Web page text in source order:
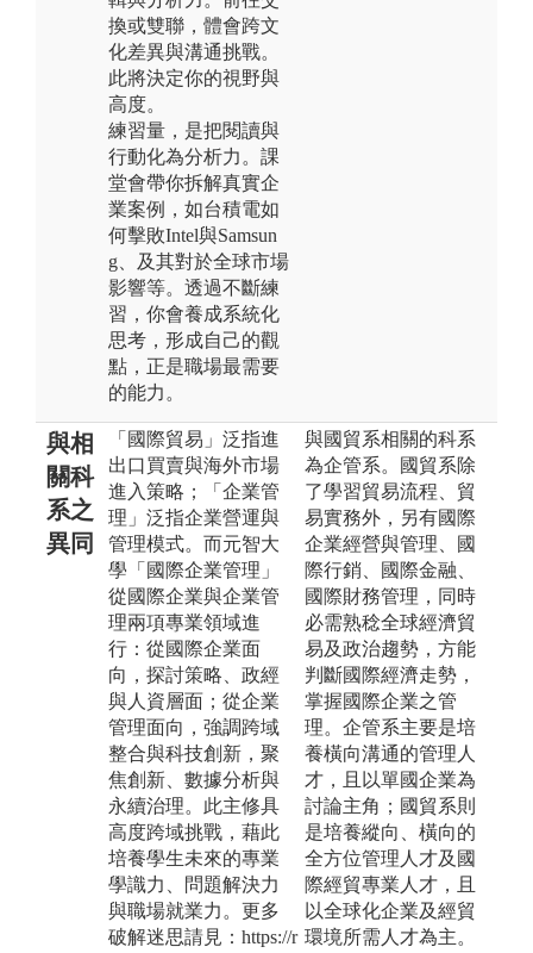
換或雙聯，體會跨文
化差異與溝通挑戰。
此將決定你的視野與
高度。
練習量，是把閱讀與
行動化為分析力。課
堂會帶你拆解真實企
業案例，如台積電如
何擊敗Intel與Samsun
g、及其對於全球市場
影響等。透過不斷練
習，你會養成系統化
思考，形成自己的觀
點，正是職場最需要
的能力。
與相
關科
系之
異同
「國際貿易」泛指進
出口買賣與海外市場
進入策略；「企業管
理」泛指企業營運與
管理模式。而元智大
學「國際企業管理」
從國際企業與企業管
理兩項專業領域進
行：從國際企業面
向，探討策略、政經
與人資層面；從企業
管理面向，強調跨域
整合與科技創新，聚
焦創新、數據分析與
永續治理。此主修具
高度跨域挑戰，藉此
培養學生未來的專業
學識力、問題解決力
與職場就業力。更多
破解迷思請見：https://r
與國貿系相關的科系
為企管系。國貿系除
了學習貿易流程、貿
易實務外，另有國際
企業經營與管理、國
際行銷、國際金融、
國際財務管理，同時
必需熟稔全球經濟貿
易及政治趨勢，方能
判斷國際經濟走勢，
掌握國際企業之管
理。企管系主要是培
養橫向溝通的管理人
才，且以單國企業為
討論主角；國貿系則
是培養縱向、橫向的
全方位管理人才及國
際經貿專業人才，且
以全球化企業及經貿
環境所需人才為主。